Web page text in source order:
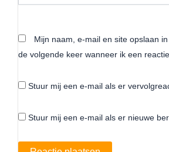
Mijn naam, e-mail en site opslaan
de volgende keer wanneer ik een
Stuur mij een e-mail als er
Stuur mij een e-mail als er nieuwe